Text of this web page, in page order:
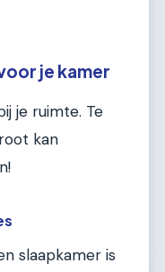
je kamer
je ruimte. Te
kan
slaapkamer is